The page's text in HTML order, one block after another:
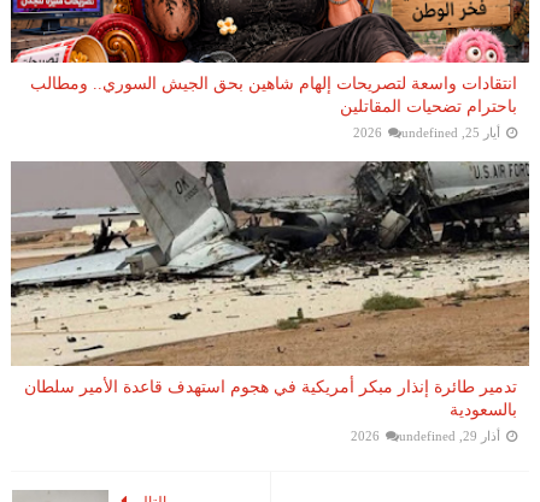
انتقادات واسعة لتصريحات إلهام شاهين بحق الجيش السوري.. ومطالب
باحترام تضحيات المقاتلين
أيار 25, 2026 undefined
تدمير طائرة إنذار مبكر أمريكية في هجوم استهدف قاعدة الأمير سلطان
بالسعودية
أذار 29, 2026 undefined